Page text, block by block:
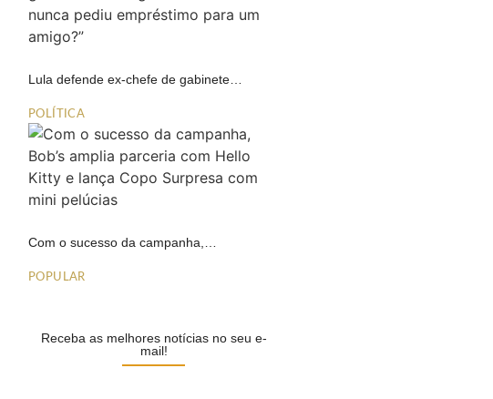
Lula defende ex-chefe de gabinete…
POLÍTICA
Com o sucesso da campanha,…
POPULAR
Receba as melhores notícias no seu e-
mail!